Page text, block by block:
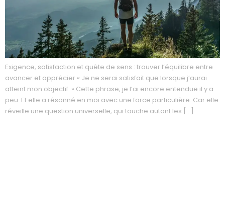
Exigence, satisfaction et quête de sens : trouver l’équilibre entre
avancer et apprécier « Je ne serai satisfait que lorsque j’aurai
atteint mon objectif. » Cette phrase, je l’ai encore entendue il y a
peu. Et elle a résonné en moi avec une force particulière. Car elle
réveille une question universelle, qui touche autant les […]